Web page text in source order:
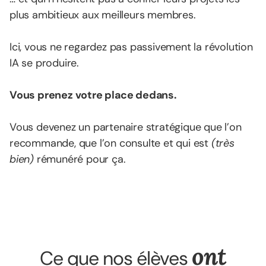
plus ambitieux aux meilleurs membres.
Ici, vous ne regardez pas passivement la révolution
IA se produire.
Vous prenez votre place dedans.
Vous devenez un partenaire stratégique que l’on
recommande, que l’on consulte et qui est (très
bien) rémunéré pour ça.
Ce que nos élèvesont